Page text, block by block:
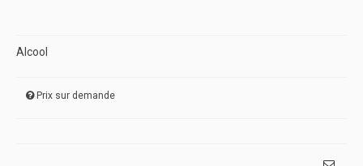
Alcool
Prix sur demande